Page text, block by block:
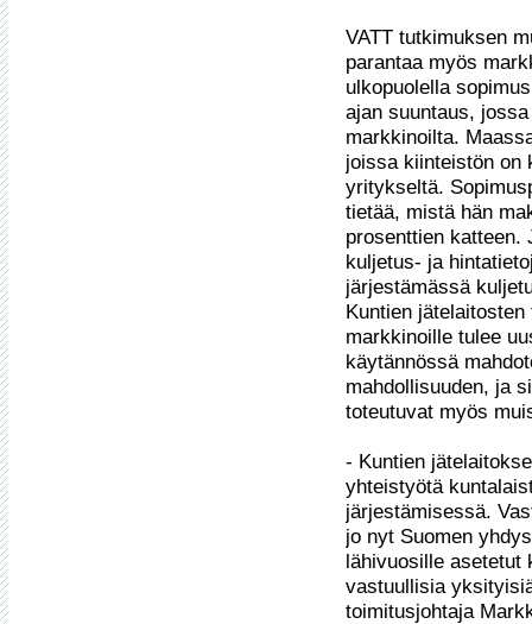
VATT tutkimuksen
parantaa myös
ulkopuolella
ajan suuntaus,
markkinoilta.
joissa kiinteistön on
yritykseltä.
tietää, mistä hän
prosenttien
kuljetus- ja
järjestämässä
Kuntien
markkinoille tulee
käytännössä
mahdollisuuden, ja
toteutuvat myös
- Kuntien
yhteistyötä
järjestämisessä.
jo nyt Suomen
lähivuosille asetetut
vastuullisia
toimitusjohtaja